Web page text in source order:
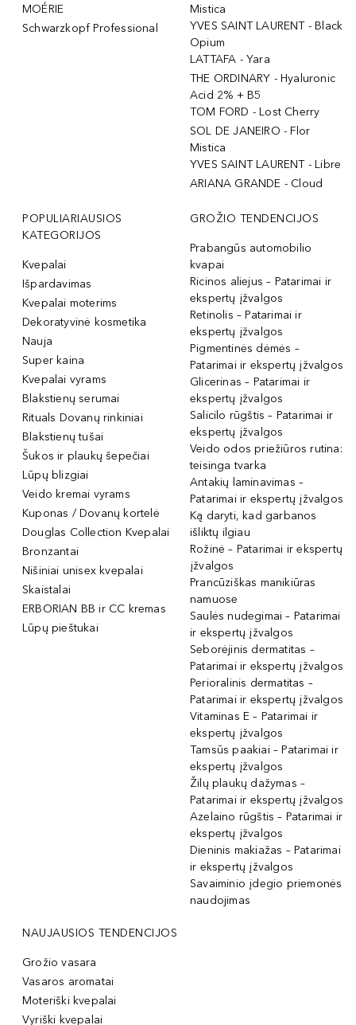
MOÉRIE
Schwarzkopf Professional
Mistica
YVES SAINT LAURENT - Black
Opium
LATTAFA - Yara
THE ORDINARY - Hyaluronic
Acid 2% + B5
TOM FORD - Lost Cherry
SOL DE JANEIRO - Flor
Mistica
YVES SAINT LAURENT - Libre
ARIANA GRANDE - Cloud
POPULIARIAUSIOS
KATEGORIJOS
Kvepalai
Išpardavimas
Kvepalai moterims
Dekoratyvinė kosmetika
Nauja
Super kaina
Kvepalai vyrams
Blakstienų serumai
Rituals Dovanų rinkiniai
Blakstienų tušai
Šukos ir plaukų šepečiai
Lūpų blizgiai
Veido kremai vyrams
Kuponas / Dovanų kortelė
Douglas Collection Kvepalai
Bronzantai
Nišiniai unisex kvepalai
Skaistalai
ERBORIAN BB ir CC kremas
Lūpų pieštukai
GROŽIO TENDENCIJOS
Prabangūs automobilio
kvapai
Ricinos aliejus – Patarimai ir
ekspertų įžvalgos
Retinolis – Patarimai ir
ekspertų įžvalgos
Pigmentinės dėmės –
Patarimai ir ekspertų įžvalgos
Glicerinas – Patarimai ir
ekspertų įžvalgos
Salicilo rūgštis – Patarimai ir
ekspertų įžvalgos
Veido odos priežiūros rutina:
teisinga tvarka
Antakių laminavimas –
Patarimai ir ekspertų įžvalgos
Ką daryti, kad garbanos
išliktų ilgiau
Rožinė – Patarimai ir ekspertų
įžvalgos
Prancūziškas manikiūras
namuose
Saulės nudegimai – Patarimai
ir ekspertų įžvalgos
Seborėjinis dermatitas –
Patarimai ir ekspertų įžvalgos
Perioralinis dermatitas –
Patarimai ir ekspertų įžvalgos
Vitaminas E – Patarimai ir
ekspertų įžvalgos
Tamsūs paakiai – Patarimai ir
ekspertų įžvalgos
Žilų plaukų dažymas –
Patarimai ir ekspertų įžvalgos
Azelaino rūgštis – Patarimai ir
ekspertų įžvalgos
Dieninis makiažas – Patarimai
ir ekspertų įžvalgos
Savaiminio įdegio priemonės
naudojimas
NAUJAUSIOS TENDENCIJOS
Grožio vasara
Vasaros aromatai
Moteriški kvepalai
Vyriški kvepalai